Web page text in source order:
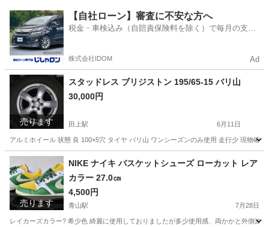
新潟 新潟市 青山駅 デリカ ヒッチメンバー
【自社ローン】審査に不安な方へ
税金・車検込み（自賠責保険料を除く）で毎月の支払
株式会社IDOM Ad
売ります
スタッドレス ブリジストン 195/65-15 バリ山
30,000円
田上駅 6月11日
アルミホイール 状態 良 100×5穴 タイヤ バリ山 ワンシーズンのみ使用 走行少 現物確
新潟 新潟市 田上駅 タイヤ、ホイール ブリジストン
売ります
NIKE ナイキ バスケットシューズ ローカット レア
カラー 27.0㎝
4,500円
青山駅 7月28日
レイカーズカラー? 希少色 綺麗に使用しておりましたが多少使用感、両かかと外側減